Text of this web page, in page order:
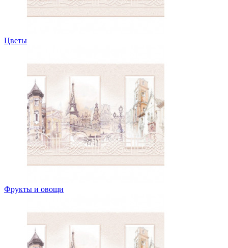
Цветы
Фрукты и овощи